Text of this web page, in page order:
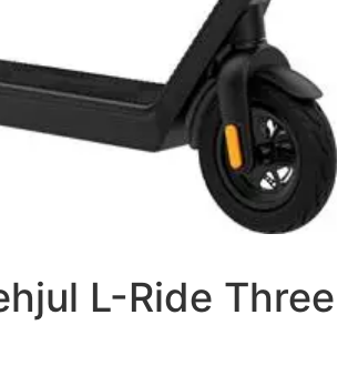
L-Ride Three